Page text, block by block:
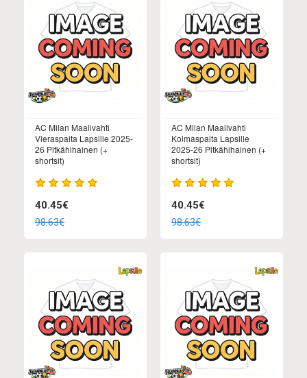
AC Milan Maalivahti
Vieraspaita Lapsille 2025-
26 Pitkähihainen (+
shortsit)
40.45€
98.63€
AC Milan Maalivahti
Kolmaspaita Lapsille
2025-26 Pitkähihainen (+
shortsit)
40.45€
98.63€